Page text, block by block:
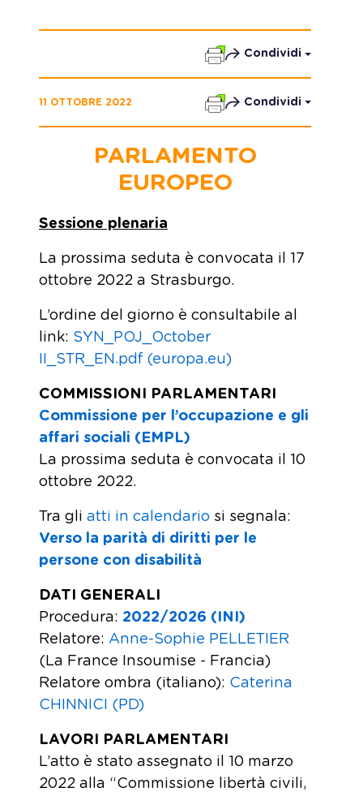
Condividi
11 OTTOBRE 2022 Condividi
PARLAMENTO
EUROPEO
Sessione plenaria
La prossima seduta è convocata il 17
ottobre 2022 a Strasburgo.
L’ordine del giorno è consultabile al
link: SYN_POJ_October
II_STR_EN.pdf (europa.eu)
COMMISSIONI PARLAMENTARI
Commissione per l’occupazione e gli
affari sociali (EMPL)
La prossima seduta è convocata il 10
ottobre 2022.
Tra gli atti in calendario si segnala:
Verso la parità di diritti per le
persone con disabilità
DATI GENERALI
Procedura: 2022/2026 (INI)
Relatore: Anne-Sophie PELLETIER
(La France Insoumise - Francia)
Relatore ombra (italiano): Caterina
CHINNICI (PD)
LAVORI PARLAMENTARI
L’atto è stato assegnato il 10 marzo
2022 alla “Commissione libertà civili,